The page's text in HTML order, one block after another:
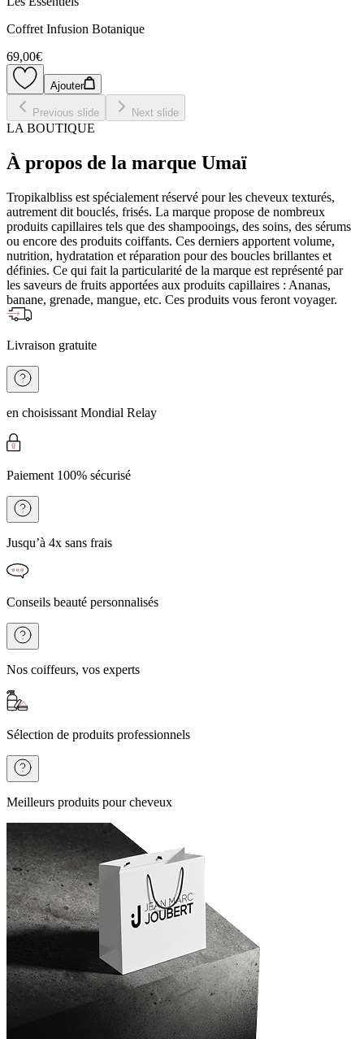
Coffret Infusion Botanique
69,00€
Ajouter
Previous slide Next slide
LA BOUTIQUE
À propos de la marque Umaï
Tropikalbliss est spécialement réservé pour les cheveux texturés,
autrement dit bouclés, frisés. La marque propose de nombreux
produits capillaires tels que des shampooings, des soins, des sérums
ou encore des produits coiffants. Ces derniers apportent volume,
nutrition, hydratation et réparation pour des boucles brillantes et
définies. Ce qui fait la particularité de la marque est représenté par
les saveurs de fruits apportées aux produits capillaires : Ananas,
banane, grenade, mangue, etc. Ces produits vous feront voyager.
Livraison gratuite
en choisissant Mondial Relay
Paiement 100% sécurisé
Jusqu’à 4x sans frais
Conseils beauté personnalisés
Nos coiffeurs, vos experts
Sélection de produits professionnels
Meilleurs produits pour cheveux